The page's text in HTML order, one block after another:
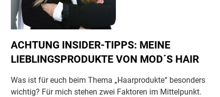
ACHTUNG INSIDER-TIPPS: MEINE
LIEBLINGSPRODUKTE VON MOD´S HAIR
Was ist für euch beim Thema „Haarprodukte“ besonders
wichtig? Für mich stehen zwei Faktoren im Mittelpunkt.